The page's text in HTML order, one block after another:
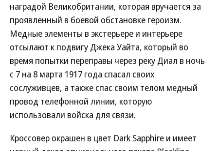
наградой Великобритании, которая вручается за
проявленный в боевой обстановке героизм.
Медные элементы в экстерьере и интерьере
отсылают к подвигу Джека Уайта, который во
время попытки переправы через реку Диал в ночь
с 7 на 8 марта 1917 года спасал своих
сослуживцев, а также спас своим телом медный
провод телефонной линии, которую
использовали войска для связи.
Кроссовер окрашен в цвет Dark Sapphire и имеет